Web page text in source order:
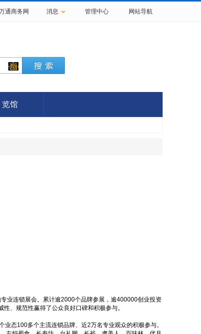
通商务网 消息 管理中心 网站导航
览馆
业连锁展会。累计逾2000个品牌参展，逾400000创业投资
、规范性赢得了公众良好口碑和积极参与。
态100多个主流连锁品牌、近2万名专业观众的积极参与。